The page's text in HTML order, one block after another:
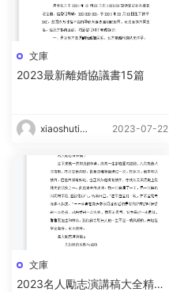
文庫
2023最新離婚協議書15篇
xiaoshutin
2023-07-22
文庫
2023名人勵志演講稿大全精選